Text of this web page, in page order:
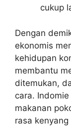
cukup
Dengan
ekonomis
kehidupan
membantu
ditemukan,
cara.
makanan
rasa